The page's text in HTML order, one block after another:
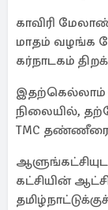
காவிரி
மாதம் வழங்க
கர்நாடகம்
இதற்கெல்லாம்
நிலையில்,
TMC
கட்சியின்